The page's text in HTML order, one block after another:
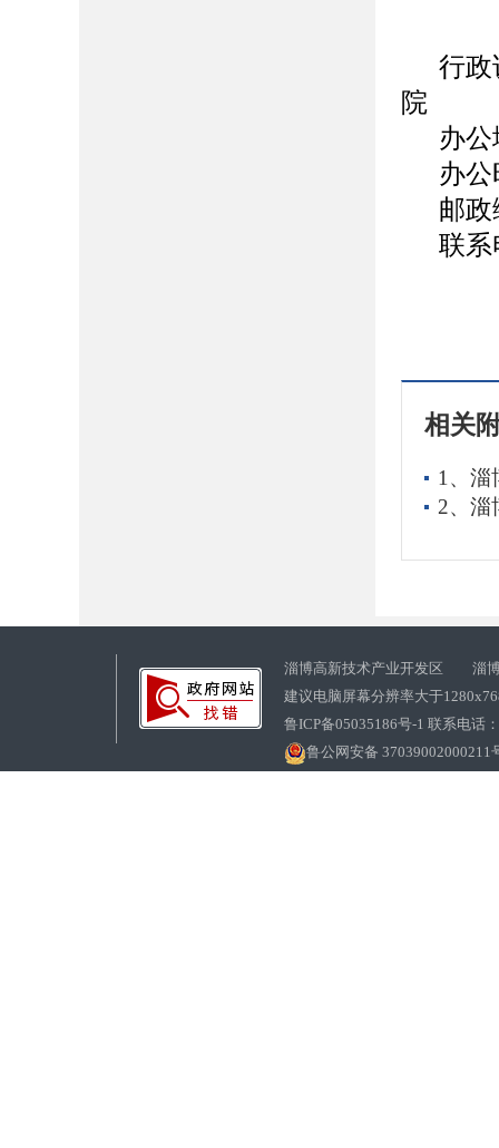
行政
院
办
办
邮政
联系
相关
1、淄
2、淄
淄博高新技术产业开发区 淄博
建议电脑屏幕分辨率大于
鲁ICP备05035186号-1 联系电话
鲁公网安备 37039002000211